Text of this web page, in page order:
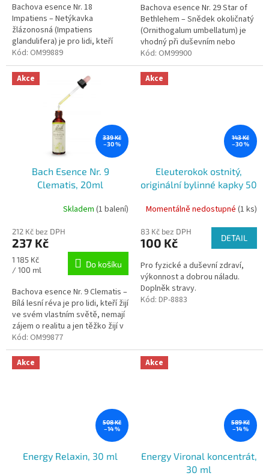
Bachova esence Nr. 18
Impatiens – Netýkavka
žlázonosná (Impatiens
glandulifera) je pro lidi, kteří
jsou snadno podráždění.
Kód: OM99889
Bachova esence Nr. 29 Star of
Bethlehem – Snědek okoličnatý
(Ornithogalum umbellatum) je
vhodný při duševním nebo
fyzickém traumatu, které vzniká
následkem nehod, neblahé...
Kód: OM99900
Akce
339 Kč
–30 %
Bach Esence Nr. 9
Clematis, 20ml
Skladem (1 balení)
212 Kč bez DPH
237 Kč
Měrná
cena:
1 185 Kč
/ 100 ml
Do košíku
Bachova esence Nr. 9 Clematis –
Bílá lesní réva je pro lidi, kteří žijí
ve svém vlastním světě, nemají
zájem o realitu a jen těžko žijí v
přítomnosti.
Kód: OM99877
Akce
143 Kč
–30 %
Eleuterokok ostnitý,
originální bylinné kapky 50
Momentálně nedostupné (1 ks)
83 Kč bez DPH
100 Kč DETAIL
Pro fyzické a duševní zdraví,
výkonnost a dobrou náladu.
Doplněk stravy.
Kód: DP-8883
Akce
508 Kč
–14 %
Energy Relaxin, 30 ml
Akce
589 Kč
–14 %
Energy Vironal koncentrát,
30 ml